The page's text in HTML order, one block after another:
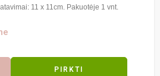
11 x 11cm. Pakuotėje 1 vnt.
PIRKTI